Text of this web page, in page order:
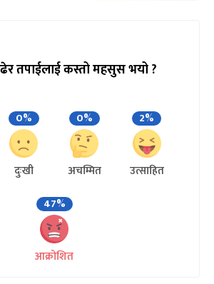
तपाईलाई कस्तो महसुस भयो ?
0%
दुःखी
0%
अचम्मित
2%
उत्साहित
47%
आक्रोशित